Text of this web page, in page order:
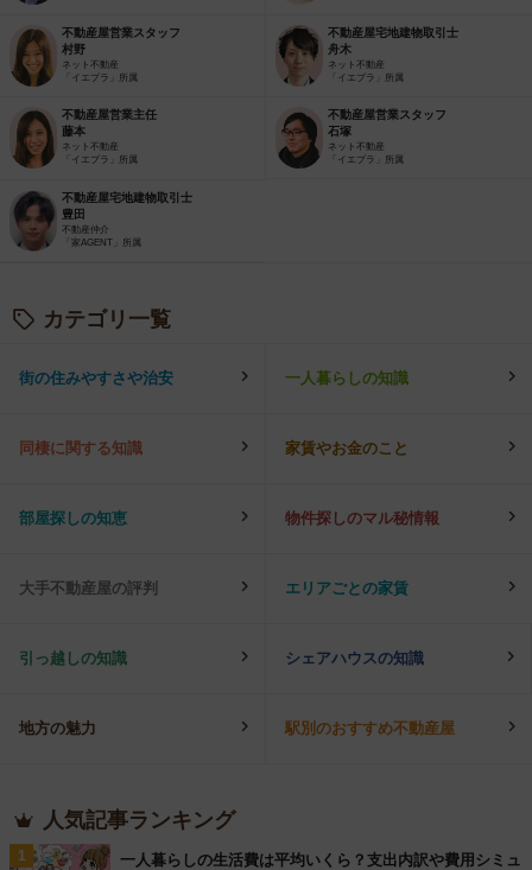
不動産屋営業スタッフ
村野
ネット不動産
「イエプラ」所属
不動産屋宅地建物取引士
舟木
ネット不動産
「イエプラ」所属
不動産屋営業主任
藤本
ネット不動産
「イエプラ」所属
不動産屋営業スタッフ
石塚
ネット不動産
「イエプラ」所属
不動産屋宅地建物取引士
豊田
不動産仲介
「家AGENT」所属
カテゴリ一覧
街の住みやすさや治安 一人暮らしの知識
同棲に関する知識 家賃やお金のこと
部屋探しの知恵 物件探しのマル秘情報
大手不動産屋の評判 エリアごとの家賃
引っ越しの知識 シェアハウスの知識
地方の魅力 駅別のおすすめ不動産屋
人気記事ランキング
1
一人暮らしの生活費は平均いくら？支出内訳や費用シミュ